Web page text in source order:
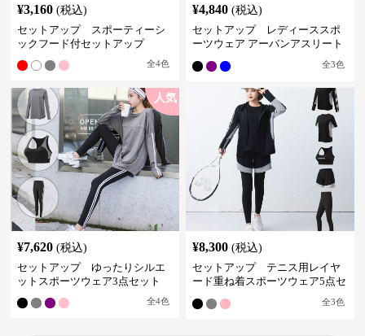
¥3,160 (税込)
セットアップ スポーティーシ
ックフード付セットアップ
全4色
¥4,840 (税込)
セットアップ レディーススポ
ーツウェア アーバンアスリート
全3色
人気
¥7,620 (税込)
セットアップ ゆったりシルエ
ットスポーツウェア3点セット
全4色
¥8,300 (税込)
セットアップ テニス用レイヤ
ード重ね着スポーツウェア5点セ
全3色